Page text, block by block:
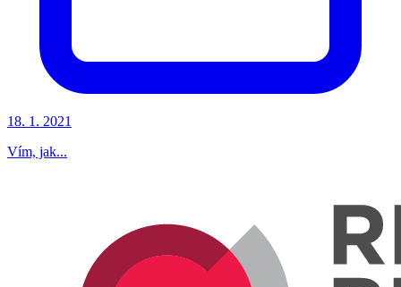
18. 1. 2021
Vím, jak...